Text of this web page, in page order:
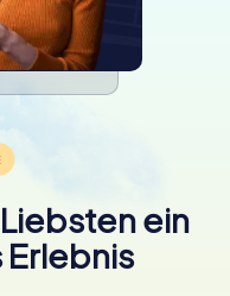
ein